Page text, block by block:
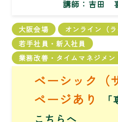
講師： 吉田
大阪会場
オンライン（ラ
若手社員・新入社員
業務改善・タイムマネジメン
ベーシック（
ページあり
こちら へ